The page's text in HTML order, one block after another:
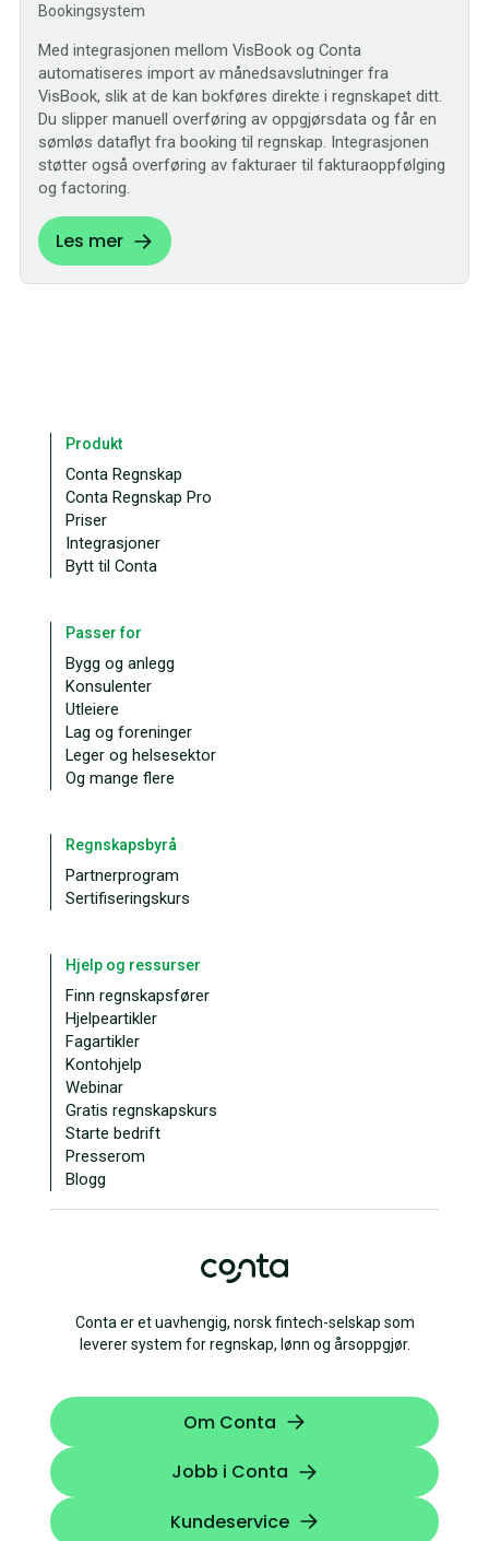
Bookingsystem
Med integrasjonen mellom VisBook og Conta
automatiseres import av månedsavslutninger fra
VisBook, slik at de kan bokføres direkte i regnskapet ditt.
Du slipper manuell overføring av oppgjørsdata og får en
sømløs dataflyt fra booking til regnskap. Integrasjonen
støtter også overføring av fakturaer til fakturaoppfølging
og factoring.
Les mer
Conta er et uavhengig, norsk fintech-selskap som
leverer system for regnskap, lønn og årsoppgjør.
Om Conta
Jobb i Conta
Kundeservice
Produkt
Conta Regnskap
Conta Regnskap Pro
Priser
Integrasjoner
Bytt til Conta
Passer for
Bygg og anlegg
Konsulenter
Utleiere
Lag og foreninger
Leger og helsesektor
Og mange flere
Regnskapsbyrå
Partnerprogram
Sertifiseringskurs
Hjelp og ressurser
Finn regnskapsfører
Hjelpeartikler
Fagartikler
Kontohjelp
Webinar
Gratis regnskapskurs
Starte bedrift
Presserom
Blogg